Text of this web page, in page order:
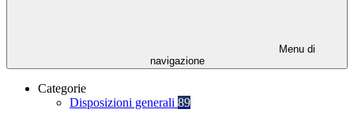
Menu di
navigazione
Categorie
Disposizioni generali 89